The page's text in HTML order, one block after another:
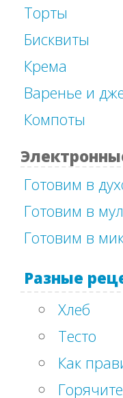
Торты
Бисквиты
Крема
Варенье и
Компоты
Готовим в
Готовим в
Готовим в
Разные
Хлеб
Тесто
Как